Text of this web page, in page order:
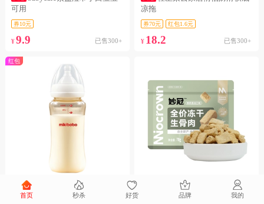
首页 秒杀 好货 品牌 我的
可用
券10元
¥ 9.9 已售300+
凉拖
券70元 红包1.6元
¥ 18.2 已售300+
红包
mikiboboPPSU宽口防胀气奶
妙冠鲜肉主食生骨肉冻干鸡
肉兔肉成猫幼猫零食营养冻干70